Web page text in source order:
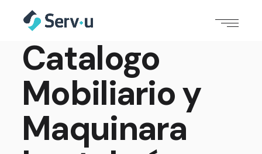
Catalogo
Mobiliario y
Maquinara